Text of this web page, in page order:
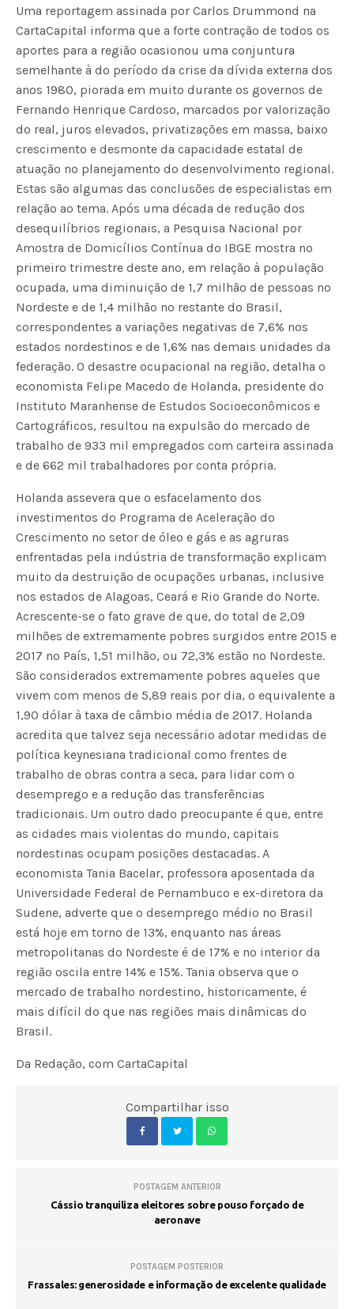
Uma reportagem assinada por Carlos Drummond na
CartaCapital informa que a forte contração de todos os
aportes para a região ocasionou uma conjuntura
semelhante à do período da crise da dívida externa dos
anos 1980, piorada em muito durante os governos de
Fernando Henrique Cardoso, marcados por valorização
do real, juros elevados, privatizações em massa, baixo
crescimento e desmonte da capacidade estatal de
atuação no planejamento do desenvolvimento regional.
Estas são algumas das conclusões de especialistas em
relação ao tema. Após uma década de redução dos
desequilíbrios regionais, a Pesquisa Nacional por
Amostra de Domicílios Contínua do IBGE mostra no
primeiro trimestre deste ano, em relação à população
ocupada, uma diminuição de 1,7 milhão de pessoas no
Nordeste e de 1,4 milhão no restante do Brasil,
correspondentes a variações negativas de 7,6% nos
estados nordestinos e de 1,6% nas demais unidades da
federação. O desastre ocupacional na região, detalha o
economista Felipe Macedo de Holanda, presidente do
Instituto Maranhense de Estudos Socioeconômicos e
Cartográficos, resultou na expulsão do mercado de
trabalho de 933 mil empregados com carteira assinada
e de 662 mil trabalhadores por conta própria.
Holanda assevera que o esfacelamento dos
investimentos do Programa de Aceleração do
Crescimento no setor de óleo e gás e as agruras
enfrentadas pela indústria de transformação explicam
muito da destruição de ocupações urbanas, inclusive
nos estados de Alagoas, Ceará e Rio Grande do Norte.
Acrescente-se o fato grave de que, do total de 2,09
milhões de extremamente pobres surgidos entre 2015 e
2017 no País, 1,51 milhão, ou 72,3% estão no Nordeste.
São considerados extremamente pobres aqueles que
vivem com menos de 5,89 reais por dia, o equivalente a
1,90 dólar à taxa de câmbio média de 2017. Holanda
acredita que talvez seja necessário adotar medidas de
política keynesiana tradicional como frentes de
trabalho de obras contra a seca, para lidar com o
desemprego e a redução das transferências
tradicionais. Um outro dado preocupante é que, entre
as cidades mais violentas do mundo, capitais
nordestinas ocupam posições destacadas. A
economista Tania Bacelar, professora aposentada da
Universidade Federal de Pernambuco e ex-diretora da
Sudene, adverte que o desemprego médio no Brasil
está hoje em torno de 13%, enquanto nas áreas
metropolitanas do Nordeste é de 17% e no interior da
região oscila entre 14% e 15%. Tania observa que o
mercado de trabalho nordestino, historicamente, é
mais difícil do que nas regiões mais dinâmicas do
Brasil.
Da Redação, com CartaCapital
Compartilhar isso
POSTAGEM ANTERIOR
Cássio tranquiliza eleitores sobre pouso forçado de
aeronave
POSTAGEM POSTERIOR
Frassales: generosidade e informação de excelente qualidade